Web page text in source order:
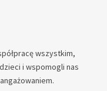
wszystkim,
i wspomogli nas